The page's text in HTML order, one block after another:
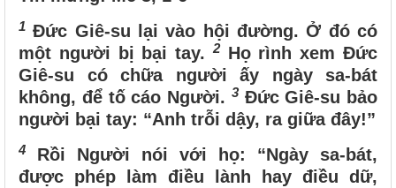
1 Đức Giê-su lại vào hội đường. Ở đó có
một người bị bại tay.2Họ rình xem Đức
Giê-su có chữa người ấy ngày sa-bát
không, để tố cáo Người. 3Đức Giê-su bảo
người bại tay: “Anh trỗi dậy, ra giữa đây!”
4
Rồi Người nói với họ: “Ngày sa-bát,
được phép làm điều lành hay điều dữ,